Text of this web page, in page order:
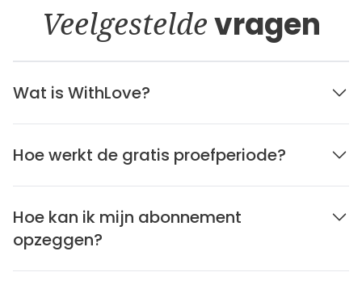
Veelgesteldevragen
Wat is WithLove?
Hoe werkt de gratis proefperiode?
Hoe kan ik mijn abonnement
opzeggen?